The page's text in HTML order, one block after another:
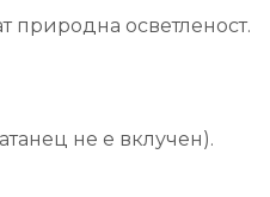
природна осветленост.
не е вклучен).